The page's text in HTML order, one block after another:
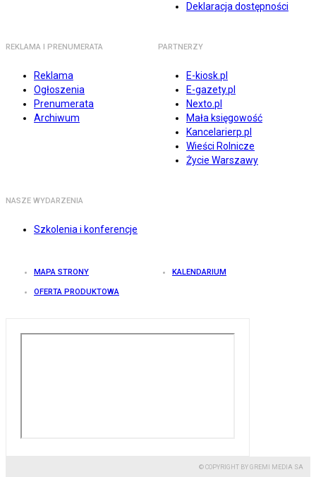
Deklaracja dostępności
REKLAMA I PRENUMERATA
Reklama
Ogłoszenia
Prenumerata
Archiwum
PARTNERZY
E-kiosk.pl
E-gazety.pl
Nexto.pl
Mała księgowość
Kancelarierp.pl
Wieści Rolnicze
Życie Warszawy
NASZE WYDARZENIA
Szkolenia i konferencje
MAPA STRONY KALENDARIUM
OFERTA PRODUKTOWA
© COPYRIGHT BY GREMI MEDIA SA